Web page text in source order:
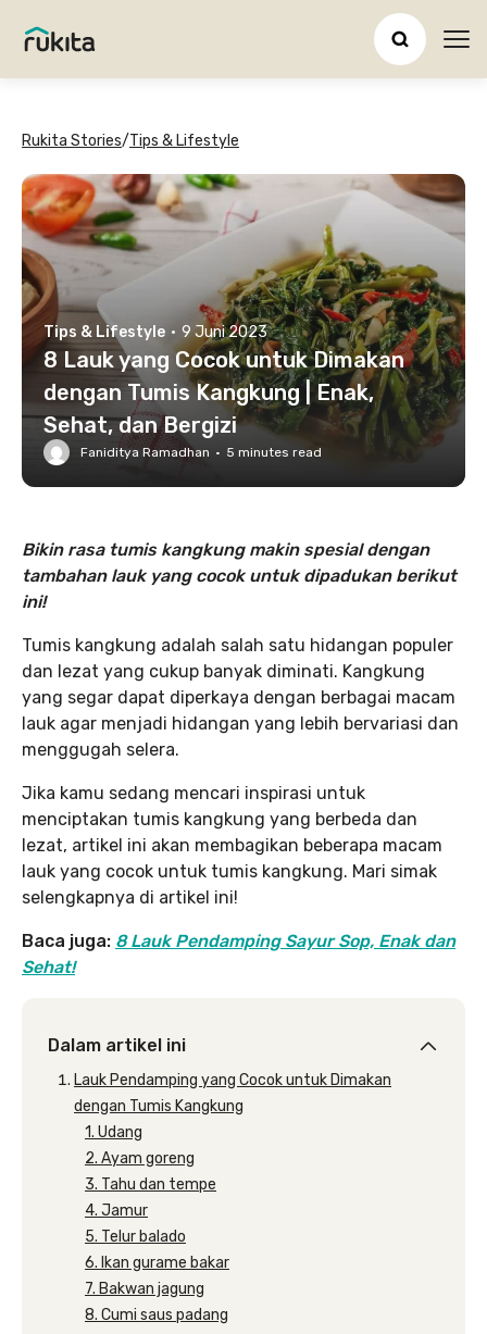
Rukita Stories/Tips & Lifestyle
Tips & Lifestyle · 9 Juni 2023
8 Lauk yang Cocok untuk Dimakan
dengan Tumis Kangkung | Enak,
Sehat, dan Bergizi
Faniditya Ramadhan · 5 minutes read
Bikin rasa tumis kangkung makin spesial dengan
tambahan lauk yang cocok untuk dipadukan berikut
ini!
Tumis kangkung adalah salah satu hidangan populer
dan lezat yang cukup banyak diminati. Kangkung
yang segar dapat diperkaya dengan berbagai macam
lauk agar menjadi hidangan yang lebih bervariasi dan
menggugah selera.
Jika kamu sedang mencari inspirasi untuk
menciptakan tumis kangkung yang berbeda dan
lezat, artikel ini akan membagikan beberapa macam
lauk yang cocok untuk tumis kangkung. Mari simak
selengkapnya di artikel ini!
Baca juga: 8 Lauk Pendamping Sayur Sop, Enak dan
Sehat!
Dalam artikel ini
Lauk Pendamping yang Cocok untuk Dimakan
dengan Tumis Kangkung
1. Udang
2. Ayam goreng
3. Tahu dan tempe
4. Jamur
5. Telur balado
6. Ikan gurame bakar
7. Bakwan jagung
8. Cumi saus padang